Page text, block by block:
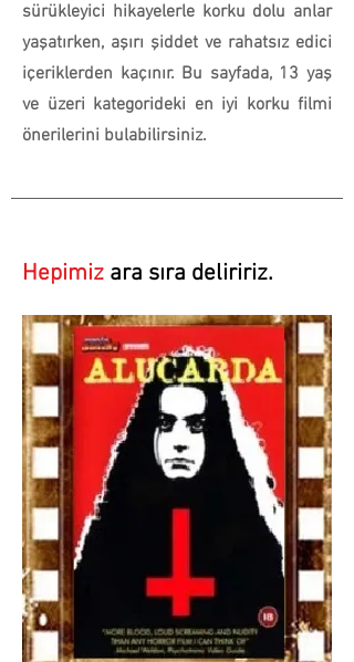
sürükleyici hikayelerle korku dolu anlar
yaşatırken, aşırı şiddet ve rahatsız edici
içeriklerden kaçınır. Bu sayfada, 13 yaş
ve üzeri kategorideki en iyi korku filmi
önerilerini bulabilirsiniz.
Hepimiz ara sıra deliririz.